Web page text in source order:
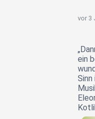
vor 3
ein
Sinn